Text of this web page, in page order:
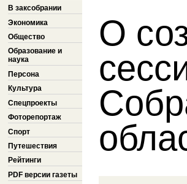
В заксобрании
Экономика
Общество
Образование и
наука
Персона
Культура
Спецпроекты
Фоторепортаж
Спорт
Путешествия
Рейтинги
PDF версии газеты
О